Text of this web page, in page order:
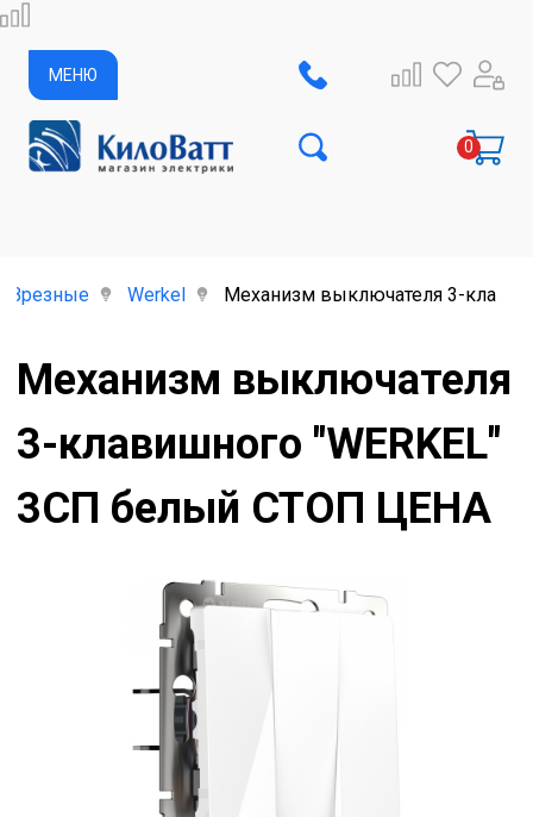
МЕНЮ
Врезные Werkel Механизм выключателя 3-
Механизм выключателя
3-клавишного "WERKEL"
3СП белый СТОП ЦЕНА